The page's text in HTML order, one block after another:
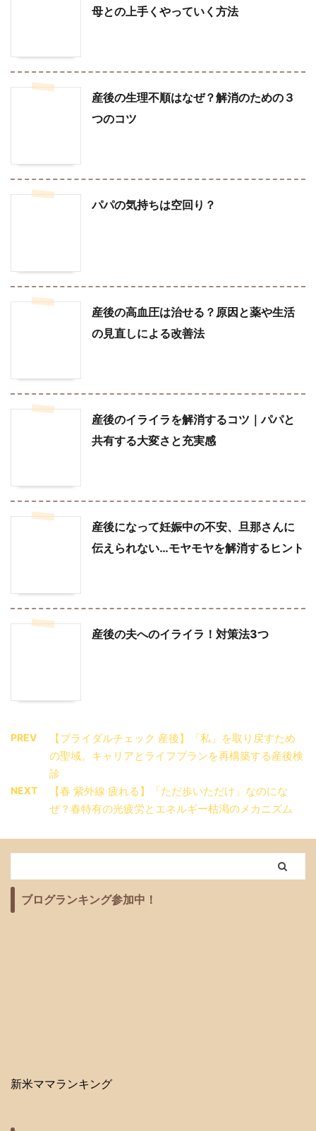
母との上手くやっていく方法
産後の生理不順はなぜ？解消のための３
つのコツ
パパの気持ちは空回り？
産後の高血圧は治せる？原因と薬や生活
の見直しによる改善法
産後のイライラを解消するコツ｜パパと
共有する大変さと充実感
産後になって妊娠中の不安、旦那さんに
伝えられない…モヤモヤを解消するヒント
産後の夫へのイライラ！対策法3つ
PREV
【ブライダルチェック 産後】「私」を取り戻すため
の聖域。キャリアとライフプランを再構築する産後検
診
NEXT
【春 紫外線 疲れる】「ただ歩いただけ」なのにな
ぜ？春特有の光疲労とエネルギー枯渇のメカニズム
ブログランキング参加中！
新米ママランキング